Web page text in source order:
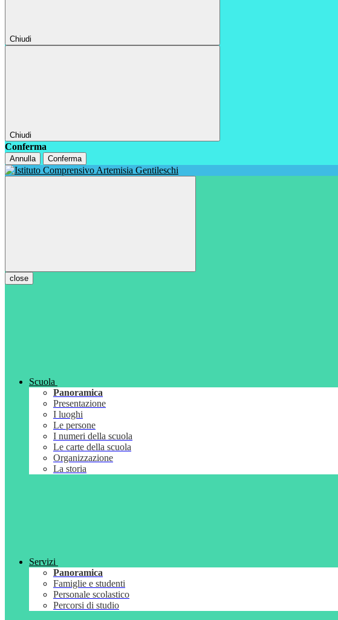
Chiudi
Chiudi
Conferma
Annulla Conferma
close
Scuola
Panoramica
Presentazione
I luoghi
Le persone
I numeri della scuola
Le carte della scuola
Organizzazione
La storia
Servizi
Panoramica
Famiglie e studenti
Personale scolastico
Percorsi di studio